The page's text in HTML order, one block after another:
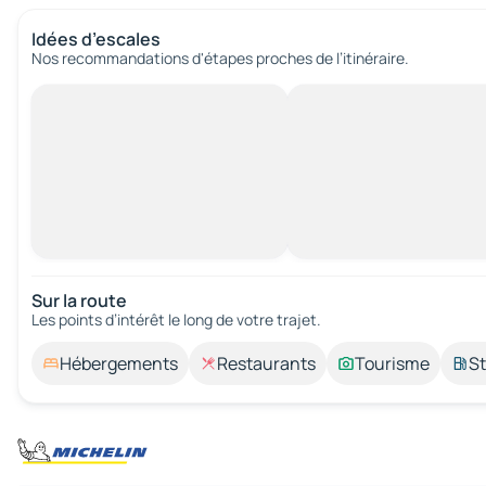
Idées d’escales
Nos recommandations d'étapes proches de l’itinéraire.
Sur la route
Les points d’intérêt le long de votre trajet.
Hébergements Restaurants Tourisme